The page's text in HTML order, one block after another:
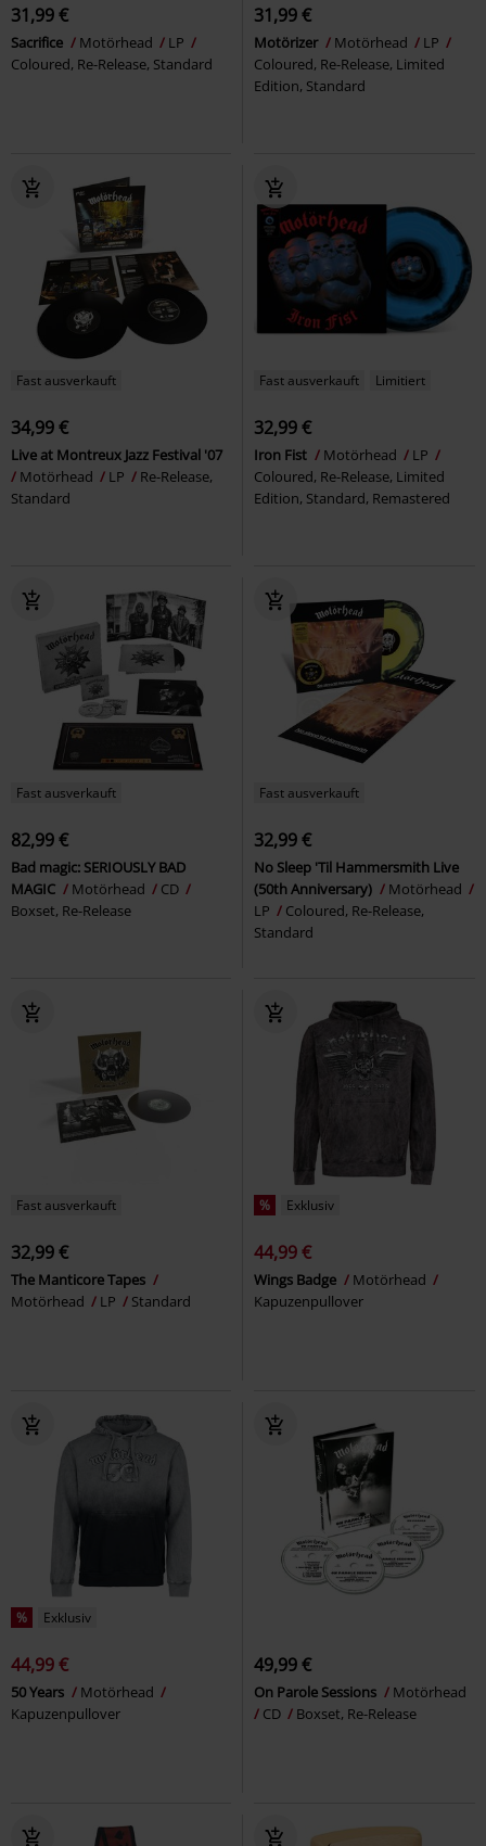
31,99 €
Sacrifice Motörhead
LP
Coloured, Re-Release, Standard
31,99 €
Motörizer Motörhead
LP
Coloured, Re-Release, Limited
Edition, Standard
Fast ausverkauft
34,99 €
Live at Montreux Jazz Festival '07
Motörhead
LP
Re-Release,
Standard
Fast ausverkauft Limitiert
32,99 €
Iron Fist Motörhead
LP
Coloured, Re-Release, Limited
Edition, Standard, Remastered
Fast ausverkauft
82,99 €
Bad magic: SERIOUSLY BAD
MAGIC
Motörhead
CD
Boxset, Re-Release
Fast ausverkauft
32,99 €
No Sleep 'Til Hammersmith Live
(50th Anniversary)
Motörhead
LP
Coloured, Re-Release,
Standard
Fast ausverkauft
32,99 €
The Manticore Tapes
Motörhead
LP Standard
% Exklusiv
44,99 €
Wings Badge
Motörhead
Kapuzenpullover
% Exklusiv
44,99 €
50 Years
Motörhead
Kapuzenpullover
49,99 €
On Parole Sessions
Motörhead
CD
Boxset, Re-Release